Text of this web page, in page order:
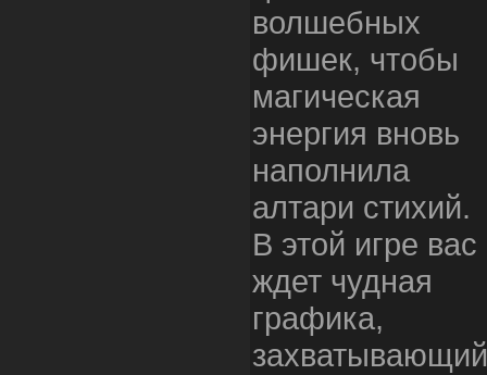
волшебных
фишек, чтобы
магическая
энергия вновь
наполнила
алтари стихий.
В этой игре вас
ждет чудная
графика,
захватывающий